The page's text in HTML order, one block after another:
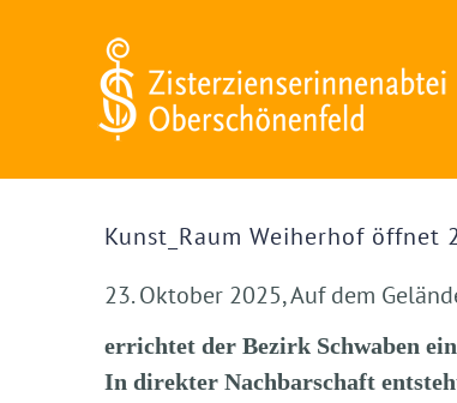
grösseres
Kunst_Raum Weiherhof öffnet
23. Oktober 2025, Auf dem
errichtet der Bezirk Schwaben
In direkter Nachbarschaft